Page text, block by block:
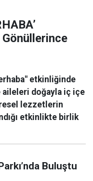
Gönüllerince
etkinliğinde
doğayla iç içe
lezzetlerin
etkinlikte birlik
Buluştu